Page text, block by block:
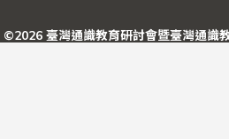
©2026 臺灣通識教育研討會暨臺灣通識